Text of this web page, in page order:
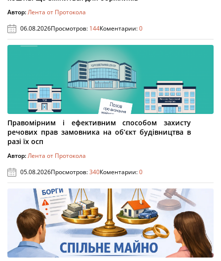
Автор:Лента от Протокола
06.08.2026Просмотров: 144Коментарии:0
Правомірним і ефективним способом захисту
речових прав замовника на об’єкт будівництва в
разі їх осп
Автор:Лента от Протокола
05.08.2026Просмотров:340Коментарии:0